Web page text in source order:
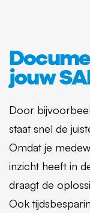
jouw
Door
staat snel de
Omdat je
inzicht heeft in
draagt de
Ook